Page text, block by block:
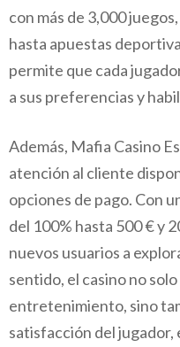
con más de 3,000
hasta apuestas
permite que cada
a sus preferencias y
Además, Mafia Casino
atención al cliente
opciones de pago. Con
del 100% hasta 500 € y
nuevos usuarios a
sentido, el casino no
entretenimiento, sino
satisfacción del